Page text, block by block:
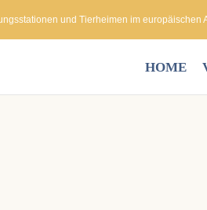
und Tierheimen im europäischen
HOME